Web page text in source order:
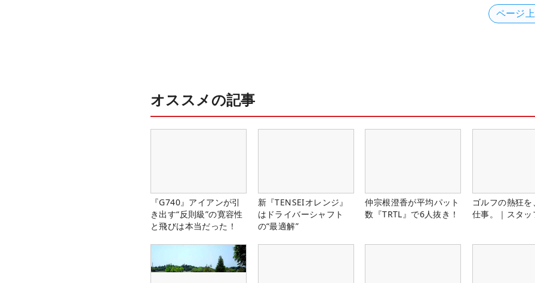
ページ
オススメの記事
『G740』アイアンが引
き出す“反則級”の寛容性
と飛びは本当だった！
新『TENSEIオレンジ』
はドライバーシャフト
の“最適解”
仲宗根澄香が平均パット
数『TRTL』で6人抜き！
ゴルフの熱狂
仕事。｜スタ